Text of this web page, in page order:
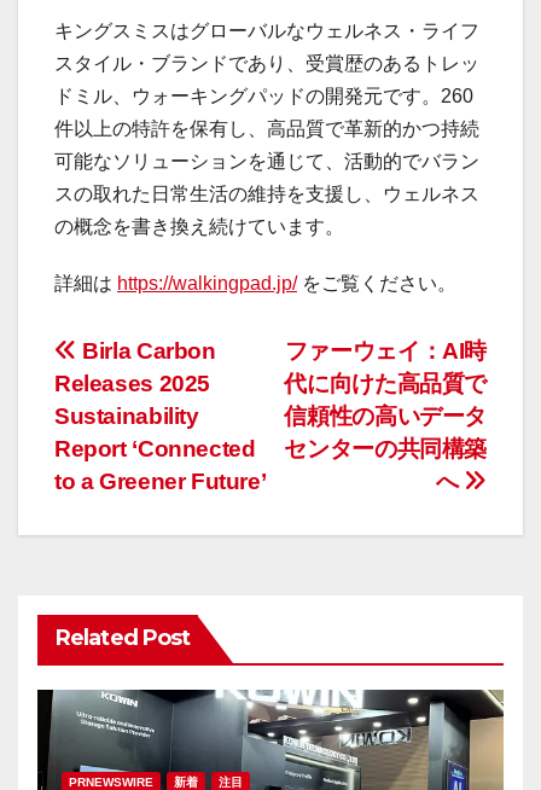
キングスミスはグローバルなウェルネス・ライフ
スタイル・ブランドであり、受賞歴のあるトレッ
ドミル、ウォーキングパッドの開発元です。260
件以上の特許を保有し、高品質で革新的かつ持続
可能なソリューションを通じて、活動的でバラン
スの取れた日常生活の維持を支援し、ウェルネス
の概念を書き換え続けています。
詳細は https://walkingpad.jp/をご覧ください。
投
稿
ナ
ー
シ
ョ
ン
ファーウェイ：AI時
代に向けた高品質で
信頼性の高いデータ
センターの共同構築
へ
Birla Carbon
Releases 2025
Sustainability
Report ‘Connected
to a Greener Future’
Related Post
PRNEWSWIRE 新着 注目